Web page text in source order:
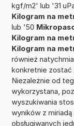
kgf/m2' lub '31
Kilogram na
lub '50
Kilogram na
Kilogram na
również
konkretnie
Niezależnie od
wykorzystana,
wyszukiwania
wyników z
obsługiwanych